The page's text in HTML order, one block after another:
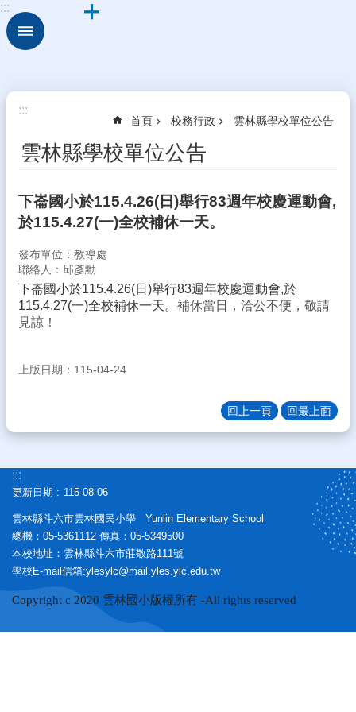
跳到主要內容區塊
進
認
本
校
政
處
校
務
行
政
務
源
園
成
果
宣
導
:::
:::
首頁 校務行政 雲林縣學校單位公告
雲林縣學校單位公告
下崙國小於115.4.26(日)舉行83週年校慶運動會,
於115.4.27(一)全校補休一天。
發布單位：教導處
聯絡人：邱彥勳
下崙國小於115.4.26(日)舉行83週年校慶運動會,於
115.4.27(一)全校補休一天。 補休當日，洽公不便，敬請
見諒！
上版日期：115-04-24
回上一頁 回最上面
:::
更新日期 115-08-06
雲林縣斗六市雲林國民小學 Yunlin Elementary School
總機：05-5361112 傳真：05-5349500
本校地址：雲林縣斗六市莊敬路111號
學校E-mail信箱:ylesylc@mail.yles.ylc.edu.tw
Copyright c 2020 雲林國小版權所有 -All rights reserved